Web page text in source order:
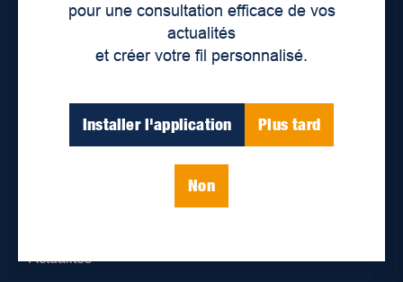
pour une consultation efficace de vos
actualités
et créer votre fil personnalisé.
Installer l'application Plus tard
Non
Devenir partenaire
Lieux de distribution
Nous joindre
Parutions numériques
Actualités